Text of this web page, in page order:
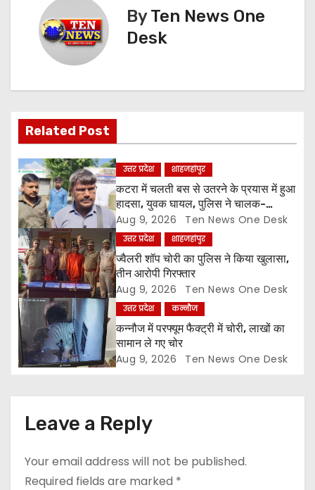
v
g
a
t
i
o
n
ByTen News One
Desk
Related Post
उत्तर प्रदेश शाहजहांपुर
कटरा में चलती बस से उतरने के प्रयास में हुआ
हादसा, युवक घायल, पुलिस ने चालक-
परिचालक को पूंछताछ के लिए हिरासत में लिया
Aug 9, 2026 Ten News One Desk
उत्तर प्रदेश शाहजहांपुर
ज्वैलरी शॉप चोरी का पुलिस ने किया खुलासा,
तीन आरोपी गिरफ्तार
Aug 9, 2026 Ten News One Desk
उत्तर प्रदेश कन्नौज
कन्नौज में परफ्यूम फैक्ट्री में चोरी, लाखों का
सामान ले गए चोर
Aug 9, 2026 Ten News One Desk
Leave a Reply
Your email address will not be published.
Required fields are marked *